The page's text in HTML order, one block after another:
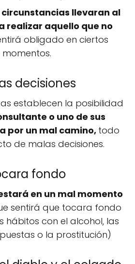
llevaran al
realizar aquello que no
obligado en ciertos
momentos.
decisiones
establecen la posibilidad
o uno de sus
por un mal camino, todo
de malas decisiones.
fondo
en un mal momento
sentirá que tocara fondo
hábitos con el alcohol, las
o la prostitución)